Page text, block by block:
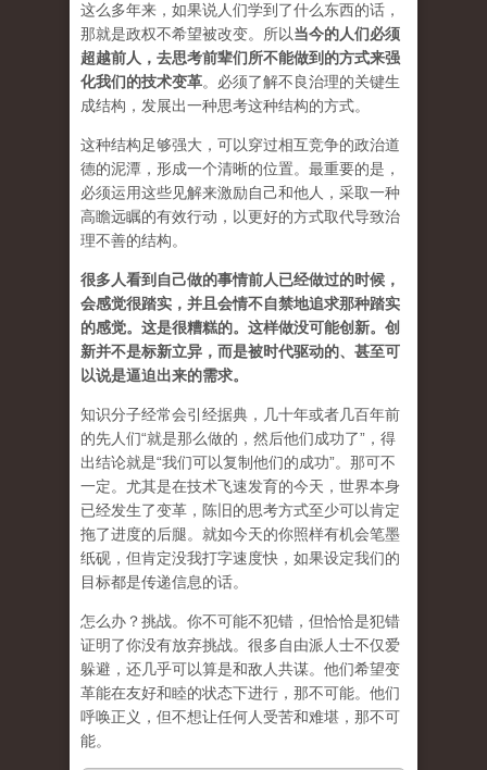
这么多年来，如果说人们学到了什么东西的话，
那就是政权不希望被改变。所以当今的人们必须
超越前人，去思考前辈们所不能做到的方式来强
化我们的技术变革。必须了解不良治理的关键生
成结构，发展出一种思考这种结构的方式。
这种结构足够强大，可以穿过相互竞争的政治道
德的泥潭，形成一个清晰的位置。最重要的是，
必须运用这些见解来激励自己和他人，采取一种
高瞻远瞩的有效行动，以更好的方式取代导致治
理不善的结构。
很多人看到自己做的事情前人已经做过的时候，
会感觉很踏实，并且会情不自禁地追求那种踏实
的感觉。这是很糟糕的。这样做没可能创新。创
新并不是标新立异，而是被时代驱动的、甚至可
以说是逼迫出来的需求。
知识分子经常会引经据典，几十年或者几百年前
的先人们“就是那么做的，然后他们成功了”，得
出结论就是“我们可以复制他们的成功”。那可不
一定。尤其是在技术飞速发育的今天，世界本身
已经发生了变革，陈旧的思考方式至少可以肯定
拖了进度的后腿。就如今天的你照样有机会笔墨
纸砚，但肯定没我打字速度快，如果设定我们的
目标都是传递信息的话。
怎么办？挑战。你不可能不犯错，但恰恰是犯错
证明了你没有放弃挑战。很多自由派人士不仅爱
躲避，还几乎可以算是和敌人共谋。他们希望变
革能在友好和睦的状态下进行，那不可能。他们
呼唤正义，但不想让任何人受苦和难堪，那不可
能。